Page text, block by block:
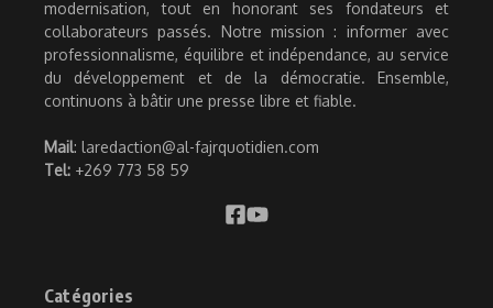
modernisation, tout en honorant ses fondateurs et
collaborateurs passés. Notre mission : informer avec
professionnalisme, équilibre et indépendance, au service
du développement et de la démocratie. Ensemble,
continuons à bâtir une presse libre et fiable.
Mail: laredaction@al-fajrquotidien.com
Tel: +269 773 58 59
Catégories